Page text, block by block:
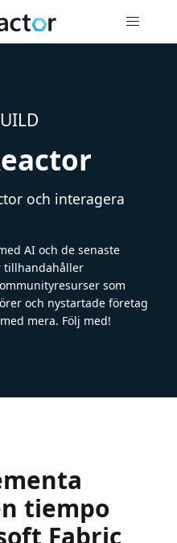
och interagera
AI och de senaste
tillhandahåller
som
och nystartade företag
mera. Följ med!
tiempo
Fabric